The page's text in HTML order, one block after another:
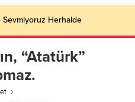
Sevmiyoruz Herhalde
“Atatürk”